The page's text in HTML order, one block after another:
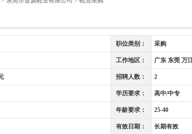
职位类别： 采购
工作地区： 广东 东莞 万
招聘人数： 2
学历要求： 高中/中专
年龄要求： 25-40
有效日期： 长期有效